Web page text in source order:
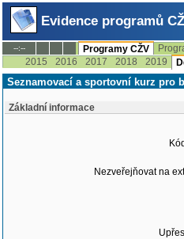
Evidence programů
--:-- Programy CŽV
2015
2016 2017 2018 2019
Seznamovací a sportovní kurz pro
Základní informace
Nezveřejňovat na